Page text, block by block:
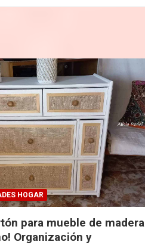
HOGAR
para mueble de madera
Organización y